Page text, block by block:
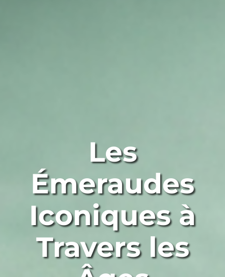
Les
Émeraudes
Iconiques à
Travers les